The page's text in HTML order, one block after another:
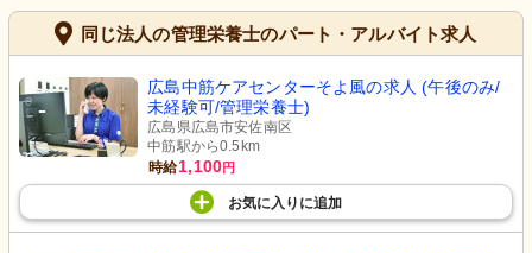
同じ法人の管理栄養士のパート・アルバイト求人
広島中筋ケアセンターそよ風の求人 (午後のみ/
未経験可/管理栄養士)
広島県広島市安佐南区
中筋駅から0.5km
時給1,100円
お気に入り に追加